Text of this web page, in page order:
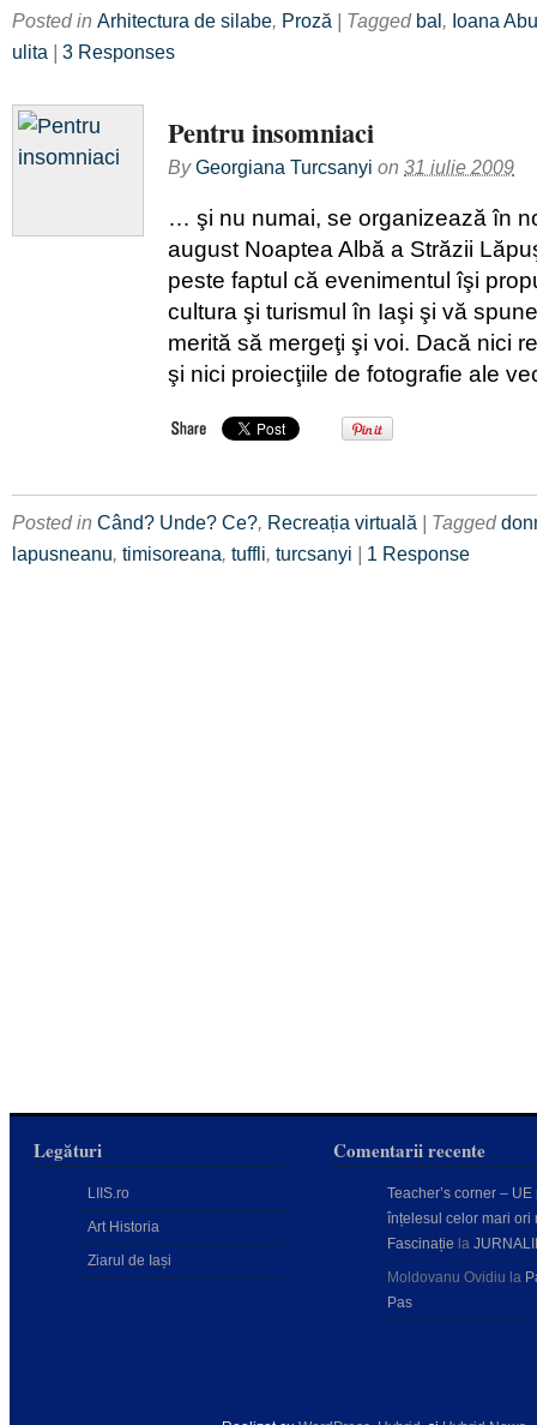
Posted in Arhitectura de silabe, Proză | Tagged bal, Ioana
ulita | 3 Responses
Pentru insomniaci
ByGeorgiana Turcsanyi on 31 iulie 2009
… şi nu numai, se organizează în
august Noaptea Albă a Străzii
peste faptul că evenimentul îşi
cultura şi turismul în Iaşi şi vă
merită să mergeţi şi voi. Dacă nici
şi nici proiecţiile de fotografie ale
Posted in Când? Unde? Ce?, Recreația virtuală | Tagged
lapusneanu, timisoreana, tuffli, turcsanyi | 1 Response
Legături
LIIS.ro
Art Historia
Ziarul de Iași
Comentarii recente
Teacher’s corner – UE
înțelesul celor mari ori
Fascinație la
Moldovanu Ovidiu la
Pas